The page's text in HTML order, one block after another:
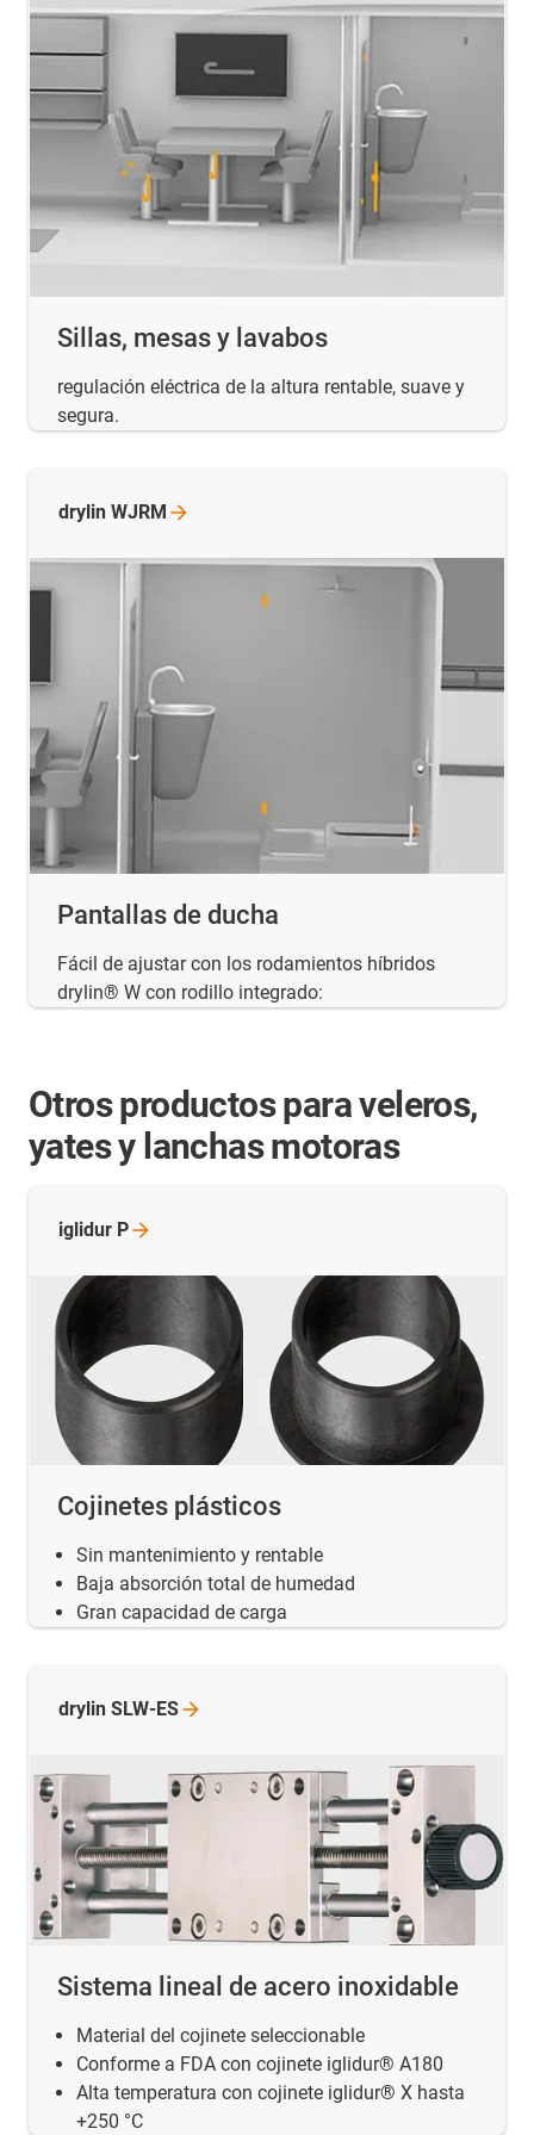
Sillas, mesas y lavabos
regulación eléctrica de la altura rentable, suave y
segura.
Pantallas de ducha
Fácil de ajustar con los rodamientos híbridos
drylin® W con rodillo integrado:
drylin WJRM
Otros productos para veleros,
yates y lanchas motoras
Cojinetes plásticos
Sin mantenimiento y rentable
Baja absorción total de humedad
Gran capacidad de carga
iglidur P
Sistema lineal de acero inoxidable
Material del cojinete seleccionable
Conforme a FDA con cojinete iglidur® A180
Alta temperatura con cojinete iglidur® X hasta
+250 °C
drylin SLW-ES